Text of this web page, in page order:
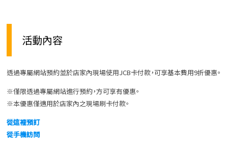
活動內容
透過專屬網站預約並於店家內現場使用JCB卡付款，可享基本費用9折優惠。
※僅限透過專屬網站進行預約，方可享有優惠。
※本優惠僅適用於店家內之現場刷卡付款。
從這裡預訂
從手機訪問